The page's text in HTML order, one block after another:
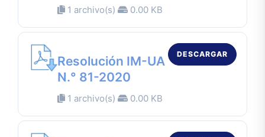
1 archivo(s) 0.00 KB
Resolución IM-UA
N.° 81-2020
1 archivo(s) 0.00 KB
DESCARGAR